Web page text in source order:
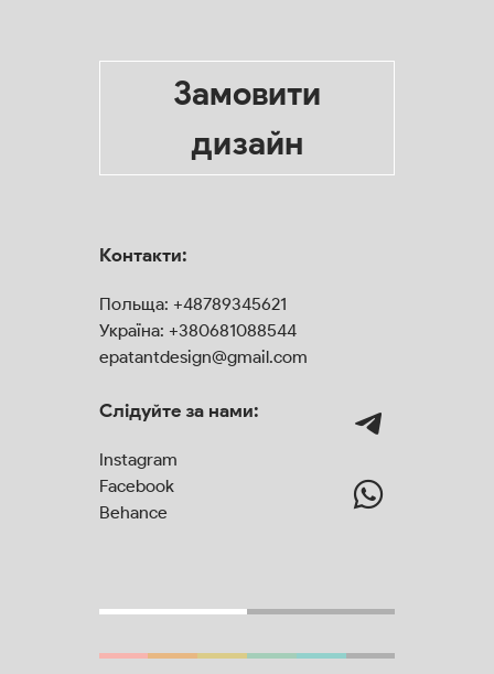
Замовити
дизайн
Контакти:
Польща: +48789345621
Україна: +380681088544
epatantdesign@gmail.com
Слідуйте за нами:
Instagram
Facebook
Behance